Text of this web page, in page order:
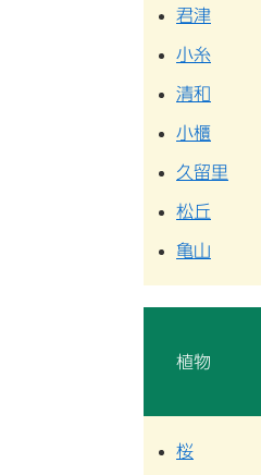
君津
小糸
清和
小櫃
久留里
松丘
亀山
植物
桜